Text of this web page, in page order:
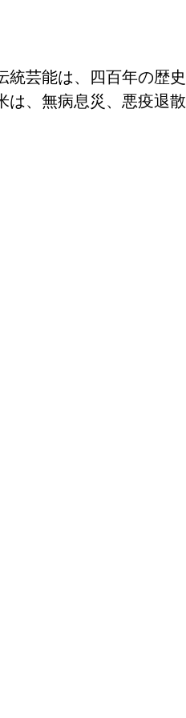
統芸能は、四百年の歴史
は、無病息災、悪疫退散